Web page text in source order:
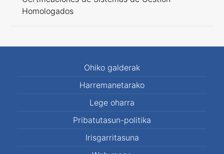
Homologados
Ohiko galderak
Harremanetarako
Lege oharra
Pribatutasun-politika
Irisgarritasuna